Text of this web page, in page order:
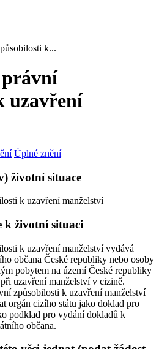
k...
právní
uzavření
Úplné znění
životní situace
k uzavření manželství
k životní situaci
k uzavření manželství vydává
občana České republiky nebo osoby
pobytem na území České republiky
uzavření manželství v cizině.
způsobilosti k uzavření manželství
orgán cizího státu jako doklad pro
podklad pro vydání dokladů k
občana.